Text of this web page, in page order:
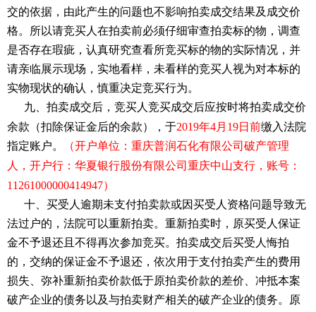
交的依据，由此产生的问题也不影响拍卖成交结果及成交价
格。所以请竞买人在拍卖前必须仔细审查拍卖标的物，调查
是否存在瑕疵，认真研究查看所竞买标的物的实际情况，并
请亲临展示现场，实地看样，未看样的竞买人视为对本标的
实物现状的确认，慎重决定竞买行为。
九、拍卖成交后，竞买人竞买成交后应按时将拍卖成交价
余款（扣除保证金后的余款），于2019年4月 19日前缴入法院
指定账户。
（开户单位：重庆普润石化有限公司破产管理
人，开户行：华夏银行股份有限公司重庆中山支行，账号：
11261000000414947）
十、买受人逾期未支付拍卖款或因买受人资格问题导致无
法过户的，法院可以重新拍卖。重新拍卖时，原买受人保证
金不予退还且不得再次参加竞买。拍卖成交后买受人悔拍
的，交纳的保证金不予退还，依次用于支付拍卖产生的费用
损失、弥补重新拍卖价款低于原拍卖价款的差价、冲抵本案
破产企业的债务以及与拍卖财产相关的破产企业的债务。原